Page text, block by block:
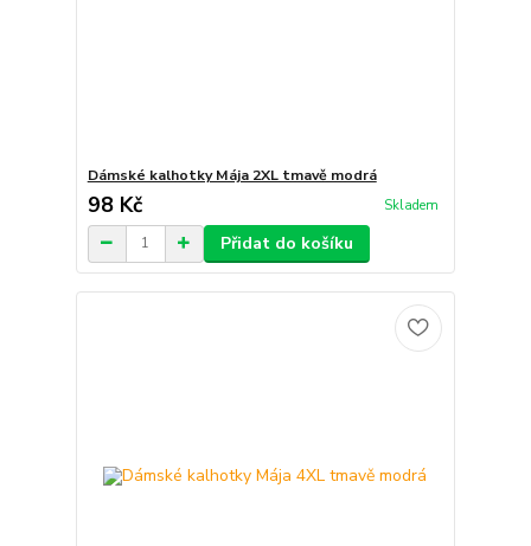
Dámské kalhotky Mája 2XL tmavě modrá
98 Kč Skladem
Přidat do košíku